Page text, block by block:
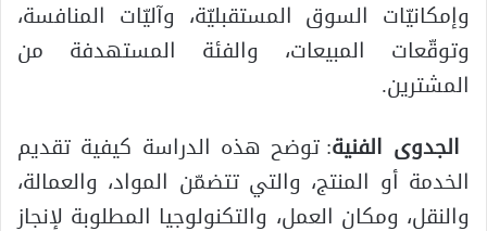
وإمكانيّات السوق المستقبليّة، وآليّات المنافسة،
وتوقّعات المبيعات، والفئة المستهدفة من
المشترين.
الجدوى الفنية: توضح هذه الدراسة كيفية تقديم
الخدمة أو المنتج، والتي تتضمّن المواد، والعمالة،
والنقل، ومكان العمل، والتكنولوجيا المطلوبة لإنجاز